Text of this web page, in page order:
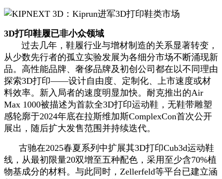
3D打印鞋履已非小众领域
过去几年，鞋履行业与增材制造的关系显著转变，
从少数先行者的孤立实验发展为各细分市场不断涌现新
品。高性能品牌、奢侈品牌及初创公司都在以不同理由
探索3D打印——设计自由度、定制化、上市速度或材
料效率。新入局者的速度明显加快。耐克推出的Air
Max 1000被描述为首款全3D打印运动鞋，无鞋带雕塑
感轮廓于2024年底在拉斯维加斯ComplexCon首次公开
展出，随后扩大发售范围并持续迭代。
古驰在2025春夏系列中扩展其3D打印Cub3d运动鞋
线，从最初限量20双增至五种配色，采用至少含70%植
物基成分的材料。与此同时，Zellerfeld等平台已建立涵